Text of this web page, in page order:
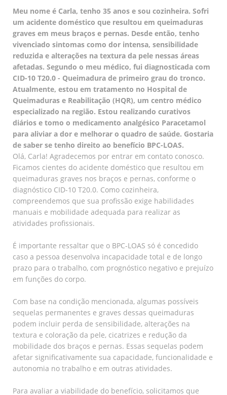
Meu nome é Carla, tenho 35 anos e sou cozinheira. Sofri
um acidente doméstico que resultou em queimaduras
graves em meus braços e pernas. Desde então, tenho
vivenciado sintomas como dor intensa, sensibilidade
reduzida e alterações na textura da pele nessas áreas
afetadas. Segundo o meu médico, fui diagnosticada com
CID-10 T20.0 - Queimadura de primeiro grau do tronco.
Atualmente, estou em tratamento no Hospital de
Queimaduras e Reabilitação (HQR), um centro médico
especializado na região. Estou realizando curativos
diários e tomo o medicamento analgésico Paracetamol
para aliviar a dor e melhorar o quadro de saúde. Gostaria
de saber se tenho direito ao benefício BPC-LOAS.
Olá, Carla! Agradecemos por entrar em contato conosco.
Ficamos cientes do acidente doméstico que resultou em
queimaduras graves nos braços e pernas, conforme o
diagnóstico CID-10 T20.0. Como cozinheira,
compreendemos que sua profissão exige habilidades
manuais e mobilidade adequada para realizar as
atividades profissionais.
É importante ressaltar que o BPC-LOAS só é concedido
caso a pessoa desenvolva incapacidade total e de longo
prazo para o trabalho, com prognóstico negativo e prejuízo
em funções do corpo.
Com base na condição mencionada, algumas possíveis
sequelas permanentes e graves dessas queimaduras
podem incluir perda de sensibilidade, alterações na
textura e coloração da pele, cicatrizes e redução da
mobilidade dos braços e pernas. Essas sequelas podem
afetar significativamente sua capacidade, funcionalidade e
autonomia no trabalho e em outras atividades.
Para avaliar a viabilidade do benefício, solicitamos que